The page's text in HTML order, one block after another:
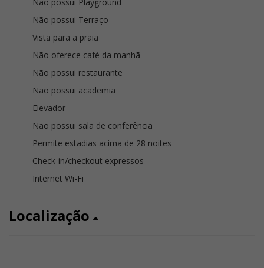
Não possui Terraço
Vista para a praia
Não oferece café da manhã
Não possui restaurante
Não possui academia
Elevador
Não possui sala de conferência
Permite estadias acima de 28 noites
Check-in/checkout expressos
Internet Wi-Fi
Localização